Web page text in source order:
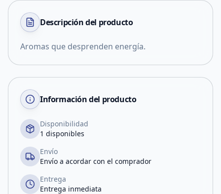
Descripción del producto
Aromas que desprenden energía.
Información del producto
Disponibilidad
1 disponibles
Envío
Envío a acordar con el comprador
Entrega
Entrega inmediata